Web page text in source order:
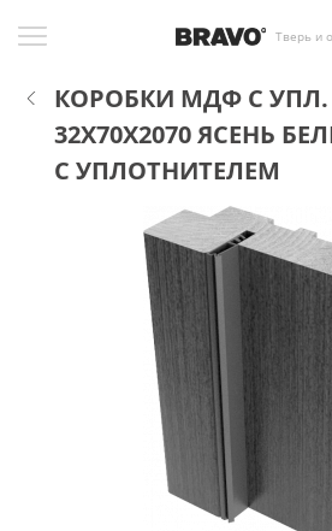
Тверь и
КОРОБКИ МДФ С
32X70X2070 ЯСЕНЬ
С УПЛОТНИТЕЛЕМ